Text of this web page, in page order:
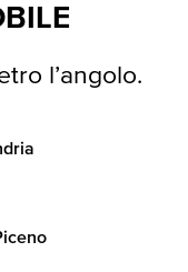
l’angolo.